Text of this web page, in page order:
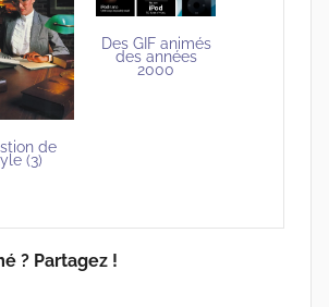
de
(3)
Des GIF animés
des années
2000
? Partagez !